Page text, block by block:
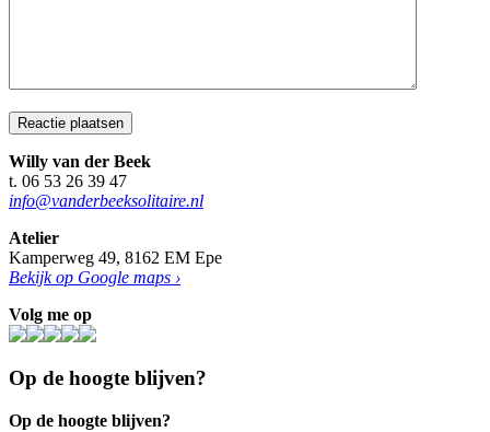
Willy van der Beek
t. 06 53 26 39 47
info@vanderbeeksolitaire.nl
Atelier
Kamperweg 49, 8162 EM Epe
Bekijk op Google maps ›
Volg me op
Op de hoogte blijven?
Op de hoogte blijven?